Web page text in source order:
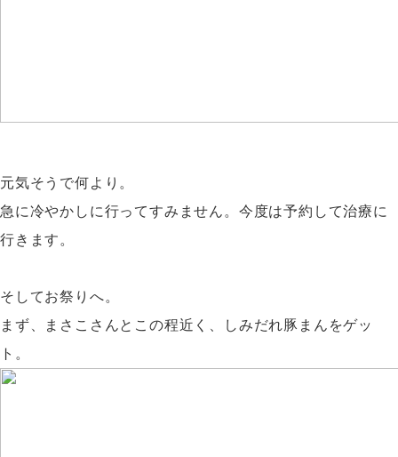
元気そうで何より。
急に冷やかしに行ってすみません。今度は予約して治療に
行きます。
そしてお祭りへ。
まず、まさこさんとこの程近く、しみだれ豚まんをゲッ
ト。